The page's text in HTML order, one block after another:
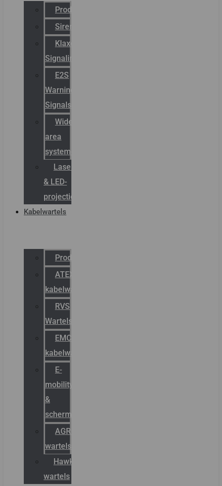
Productcatalogus
Sirena
Klaxon
Signaling
E2S
Warning
Signals
Wide
area
systemen
Laserbelijning
& LED-
projectie
Kabelwartels
Productcatalogus
ATEX
kabelwartels
RVS
Wartels
EMC
kabelwartels
E-
mobility
&
schermstromen
AGRO
wartels
Hawke
wartels